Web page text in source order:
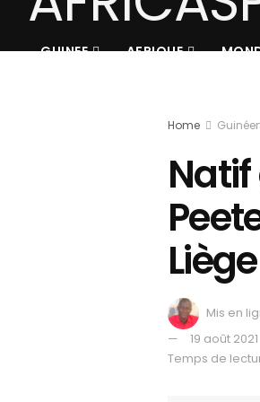
GUINEE AFRIQUE
Home
Mis en
19 août 2021
Temps de